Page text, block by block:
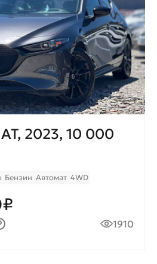
2023, 10 000
Бензин Автомат 4WD
1910